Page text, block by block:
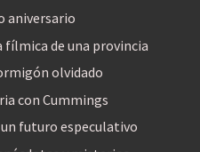
aniversario
fílmica de una provincia
olvidado
con Cummings
un futuro especulativo